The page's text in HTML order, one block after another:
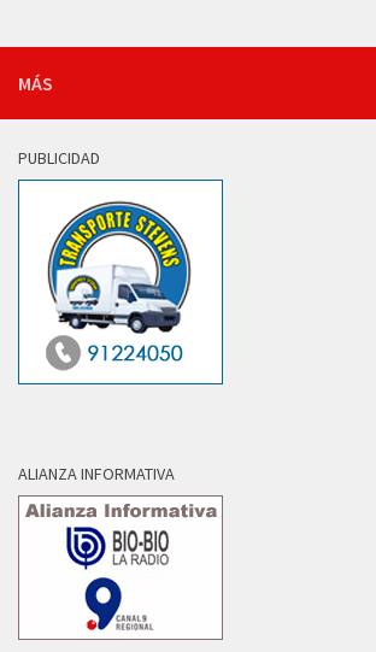
MÁS
PUBLICIDAD
ALIANZA INFORMATIVA